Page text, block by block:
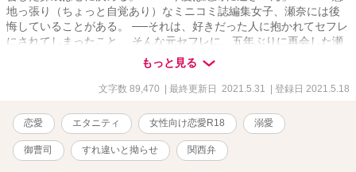
地っ張り（ちょっと自覚あり）なミニコミ誌編集女子、瀬奈には後
悔していることがある。 ──それは、好きだった人に抱かれてセフレ
にされてしまったこと。 そんな元セフレに、五年ぶりに再会した瀬
奈は心に決める。 「今度は絶対流されたりしないんだから！」 ……
なのに、気がつけば押し倒されていて。 ※※※ 過去の反省から溺愛
を隠さない昴成と、その言葉が信じられない瀬奈の復活愛ラブコメ
もっと見る
文字数 89,470 | 最終更新日 2021.5.31 | 登録日 2021.5.18
恋愛 エタニティ 女性向け恋愛R18 溺愛
御曹司 すれ違いと拗らせ 関西弁